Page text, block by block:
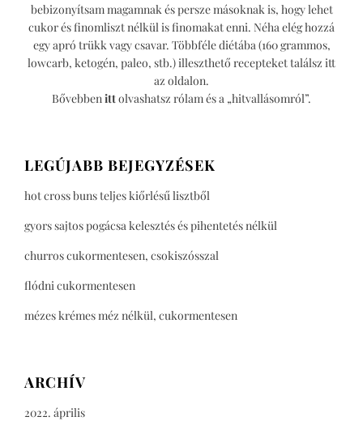
bebizonyítsam magamnak és persze másoknak is, hogy lehet
cukor és finomliszt nélkül is finomakat enni. Néha elég hozzá
egy apró trükk vagy csavar. Többféle diétába (160 grammos,
lowcarb, ketogén, paleo, stb.) illeszthető recepteket találsz itt
az oldalon.
Bővebben ittolvashatsz rólam és a „hitvallásomról”.
LEGÚJABB BEJEGYZÉSEK
hot cross buns teljes kiőrlésű lisztből
gyors sajtos pogácsa kelesztés és pihentetés nélkül
churros cukormentesen, csokiszósszal
flódni cukormentesen
mézes krémes méz nélkül, cukormentesen
ARCHÍV
2022. április